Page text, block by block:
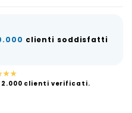
clienti soddisfatti
clienti verificati.